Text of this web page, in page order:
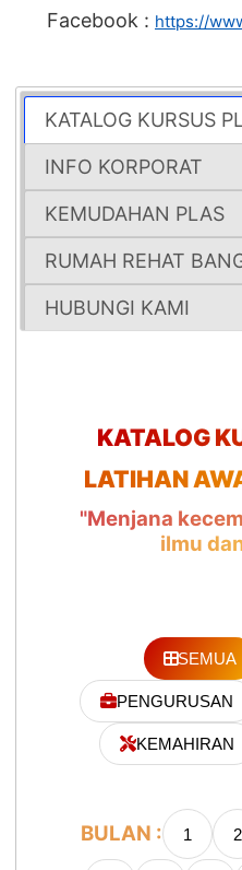
Facebook : https://
KATALOG KURSUS
INFO KORPORAT
KEMUDAHAN PLAS
RUMAH REHAT
HUBUNGI KAMI
KATALOG
LATIHAN
"Menjana
ilmu
SEMUA
PENGURUSAN
KEMAHIRAN
BULAN : 1 2